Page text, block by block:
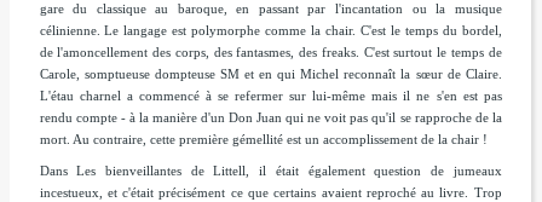
gare du classique au baroque, en passant par l'incantation ou la musique
célinienne. Le langage est polymorphe comme la chair. C'est le temps du bordel,
de l'amoncellement des corps, des fantasmes, des freaks. C'est surtout le temps de
Carole, somptueuse dompteuse SM et en qui Michel reconnaît la sœur de Claire.
L'étau charnel a commencé à se refermer sur lui-même mais il ne s'en est pas
rendu compte - à la manière d'un Don Juan qui ne voit pas qu'il se rapproche de la
mort. Au contraire, cette première gémellité est un accomplissement de la chair !
DansLes bienveillantesde Littell, il était également question de jumeaux
incestueux, et c'était précisément ce que certains avaient reproché au livre. Trop